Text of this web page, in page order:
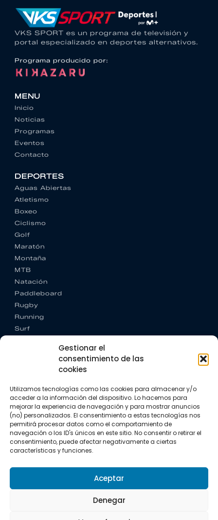
Gestionar el
consentimiento de las
cookies
Utilizamos tecnologías como las cookies para almacenar y/o
acceder a la información del dispositivo. Lo hacemos para
mejorar la experiencia de navegación y para mostrar anuncios
(no) personalizados. El consentimiento a estas tecnologías nos
permitirá procesar datos como el comportamiento de
navegación o los ID's únicos en este sitio. No consentir o retirar el
consentimiento, puede afectar negativamente a ciertas
características y funciones.
Aceptar
Denegar
VKS SPORT es un programa de televisión y
portal especializado en deportes alternativos.
Programa producido por:
MENU
Inicio
Noticias
Programas
Eventos
Contacto
DEPORTES
Aguas Abiertas
Atletismo
Boxeo
Ciclismo
Golf
Maratón
Montaña
MTB
Natación
Paddleboard
Rugby
Running
Surf
CONTACTO
+34 662 342 177
info@vkssport.com
SÍGUENOS
Política de privacidad
Política de cookies